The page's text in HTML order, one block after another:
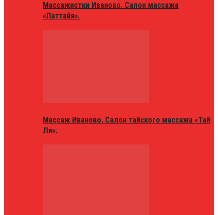
Массажистки Иваново. Салон массажа
«Паттайя».
Массаж Иваново. Салон тайского массажа «Тай
Ли».